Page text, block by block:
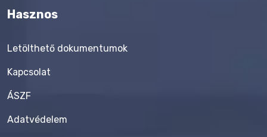
Hasznos
Letölthető dokumentumok
Kapcsolat
ÁSZF
Adatvédelem